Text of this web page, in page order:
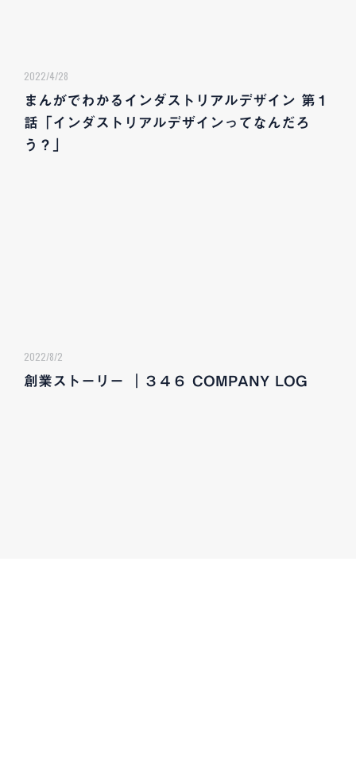
2022/4/28
まんがでわかるインダストリアルデザイン 第１
話「インダストリアルデザインってなんだろ
う？」
2022/8/2
創業ストーリー ｜３４６ COMPANY LOG